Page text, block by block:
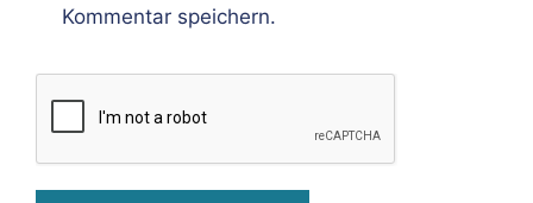
Kommentar speichern.